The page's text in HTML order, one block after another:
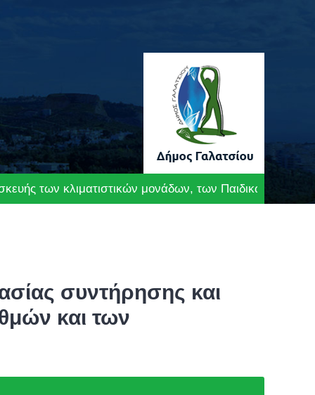
των κλιματιστικών μονάδων, των Παιδικών
συντήρησης και
και των